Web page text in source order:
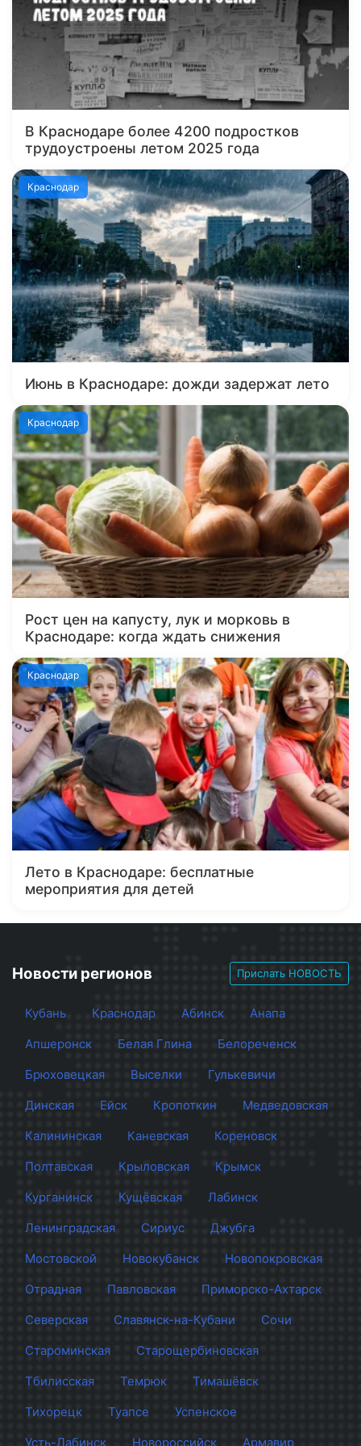
В Краснодаре более 4200 подростков
трудоустроены летом 2025 года
Краснодар
Июнь в Краснодаре: дожди задержат лето
Краснодар
Рост цен на капусту, лук и морковь в
Краснодаре: когда ждать снижения
Краснодар
Лето в Краснодаре: бесплатные
мероприятия для детей
Новости регионов Прислать НОВОСТЬ
Кубань Краснодар Абинск
Анапа
Апшеронск
Белая Глина
Белореченск
Брюховецкая
Выселки
Гулькевичи
Динская
Ейск Кропоткин
Медведовская
Калининская
Каневская
Кореновск
Полтавская
Крыловская
Крымск
Курганинск
Кущёвская
Лабинск
Ленинградская
Сириус
Джубга
Мостовской
Новокубанск
Новопокровская
Отрадная
Павловская
Приморско-Ахтарск
Северская
Славянск-на-Кубани
Сочи
Староминская
Старощербиновская
Тбилисская
Темрюк
Тимашёвск
Тихорецк
Туапсе
Успенское
Усть-Лабинск
Новороссийск Армавир